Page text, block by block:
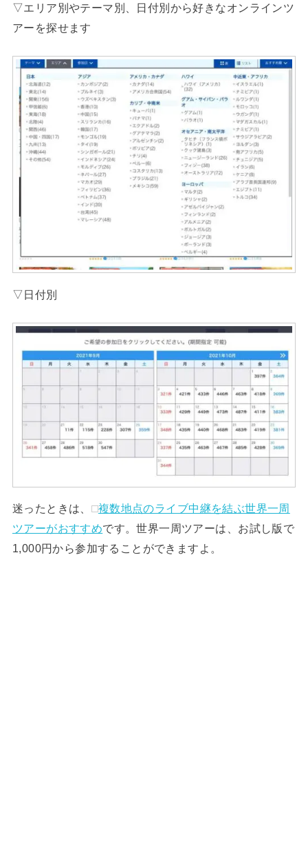
▽エリア別やテーマ別、日付別から好きなオンラインツ
アーを探せます
▽日付別
迷ったときは、
複数地点のライブ中継を結ぶ世界一周
ツアーがおすすめです。世界一周ツアーは、お試し版で
1,000円から参加することができますよ。